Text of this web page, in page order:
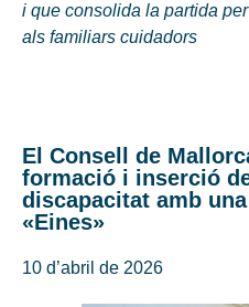
i que consolida la partida
als familiars cuidadors
El Consell de
formació i inserció
discapacitat amb
«Eines»
10 d’abril de 2026